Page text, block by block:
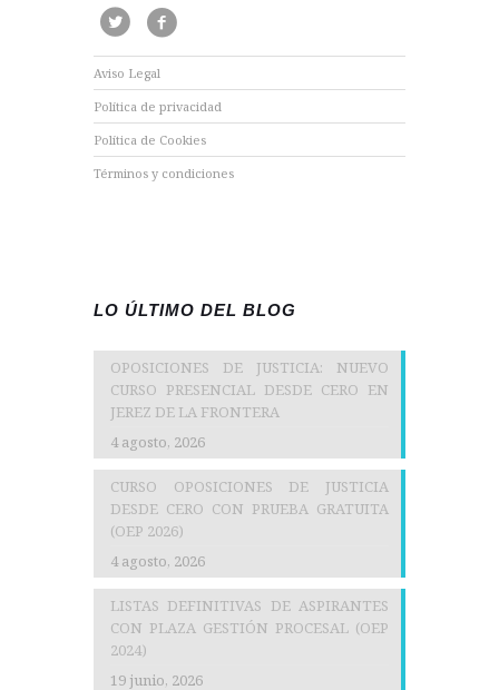
Aviso Legal
Política de privacidad
Política de Cookies
Términos y condiciones
LO ÚLTIMO DEL BLOG
OPOSICIONES DE JUSTICIA: NUEVO
CURSO PRESENCIAL DESDE CERO EN
JEREZ DE LA FRONTERA
4 agosto, 2026
CURSO OPOSICIONES DE JUSTICIA
DESDE CERO CON PRUEBA GRATUITA
(OEP 2026)
4 agosto, 2026
LISTAS DEFINITIVAS DE ASPIRANTES
CON PLAZA GESTIÓN PROCESAL (OEP
2024)
19 junio, 2026